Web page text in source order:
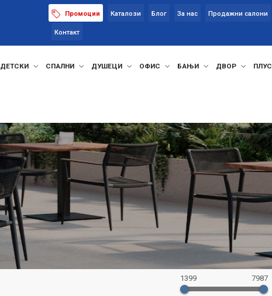
Промоции Каталози Блог За нас Продажни салони
Контакт
ДЕТСКИ СПАЛНИ ДУШЕЦИ ОФИС БАЊИ ДВОР ПЛУС
1399 7987